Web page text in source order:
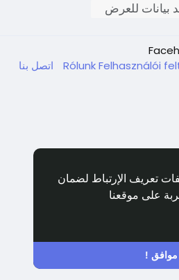
تعريف الإرتباط لضمان
على موقعنا
موافق !
بيانات للعرض
RólunkFelhasználói
اتصل بنا